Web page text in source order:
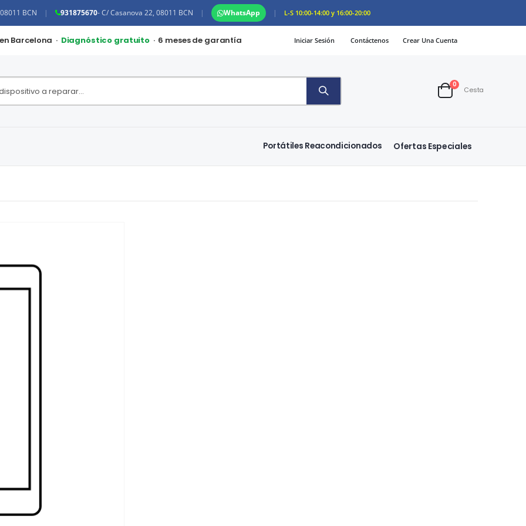
BCN | 931875670- C/ Casanova 22, 08011 BCN | WhatsApp | L-S 10:00-14:00 y 16:00-20:00
Barcelona · Diagnóstico gratuito · 6 meses de garantía Iniciar Sesión Contáctenos Crear Una Cuenta
Cart
0artículos
Cesta
Portátiles Reacondicionados Ofertas Especiales